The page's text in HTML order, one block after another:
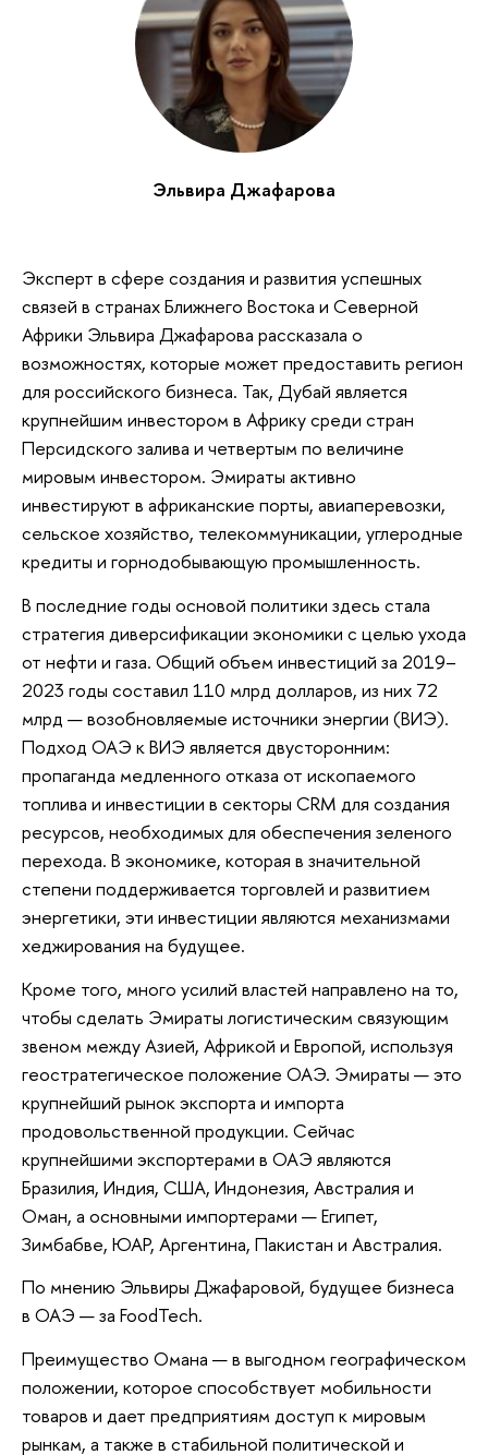
Эльвира Джафарова
Эксперт в сфере создания и развития успешных
связей в странах Ближнего Востока и Северной
Африки Эльвира Джафарова рассказала о
возможностях, которые может предоставить регион
для российского бизнеса. Так, Дубай является
крупнейшим инвестором в Африку среди стран
Персидского залива и четвертым по величине
мировым инвестором. Эмираты активно
инвестируют в африканские порты, авиаперевозки,
сельское хозяйство, телекоммуникации, углеродные
кредиты и горнодобывающую промышленность.
В последние годы основой политики здесь стала
стратегия диверсификации экономики с целью ухода
от нефти и газа. Общий объем инвестиций за 2019–
2023 годы составил 110 млрд долларов, из них 72
млрд — возобновляемые источники энергии (ВИЭ).
Подход ОАЭ к ВИЭ является двусторонним:
пропаганда медленного отказа от ископаемого
топлива и инвестиции в секторы CRM для создания
ресурсов, необходимых для обеспечения зеленого
перехода. В экономике, которая в значительной
степени поддерживается торговлей и развитием
энергетики, эти инвестиции являются механизмами
хеджирования на будущее.
Кроме того, много усилий властей направлено на то,
чтобы сделать Эмираты логистическим связующим
звеном между Азией, Африкой и Европой, используя
геостратегическое положение ОАЭ. Эмираты — это
крупнейший рынок экспорта и импорта
продовольственной продукции. Сейчас
крупнейшими экспортерами в ОАЭ являются
Бразилия, Индия, США, Индонезия, Австралия и
Оман, а основными импортерами — Египет,
Зимбабве, ЮАР, Аргентина, Пакистан и Австралия.
По мнению Эльвиры Джафаровой, будущее бизнеса
в ОАЭ — за FoodTech.
Преимущество Омана — в выгодном географическом
положении, которое способствует мобильности
товаров и дает предприятиям доступ к мировым
рынкам, а также в стабильной политической и